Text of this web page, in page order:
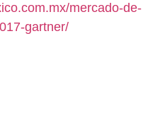
mercado-de-
gartner/